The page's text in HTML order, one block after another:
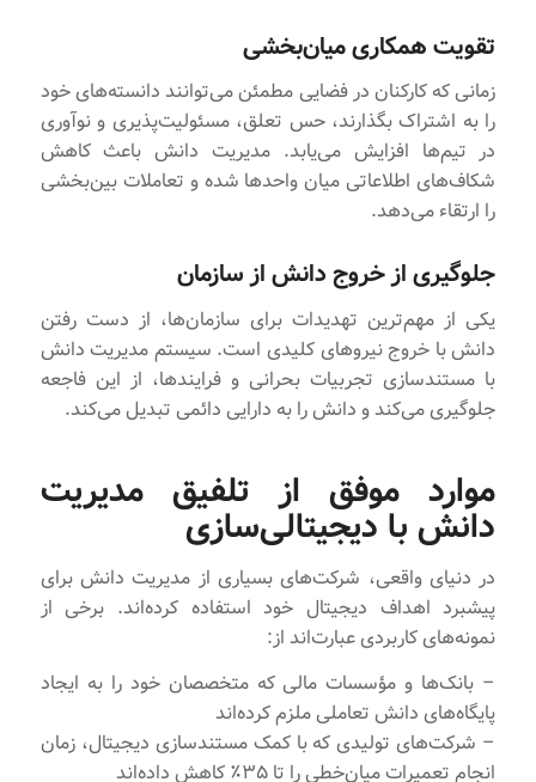
تقویت همکاری میان‌بخشی
زمانی که کارکنان در فضایی مطمئن می‌توانند دانسته‌های خود
را به اشتراک بگذارند، حس تعلق، مسئولیت‌پذیری و نوآوری
در تیم‌ها افزایش می‌یابد. مدیریت دانش باعث کاهش
شکاف‌های اطلاعاتی میان واحدها شده و تعاملات بین‌بخشی
را ارتقاء می‌دهد.
جلوگیری از خروج دانش از سازمان
یکی از مهم‌ترین تهدیدات برای سازمان‌ها، از دست رفتن
دانش با خروج نیروهای کلیدی است. سیستم مدیریت دانش
با مستندسازی تجربیات بحرانی و فرایندها، از این فاجعه
جلوگیری می‌کند و دانش را به دارایی دائمی تبدیل می‌کند.
موارد موفق از تلفیق مدیریت
دانش با دیجیتالی‌سازی
در دنیای واقعی، شرکت‌های بسیاری از مدیریت دانش برای
پیشبرد اهداف دیجیتال خود استفاده کرده‌اند. برخی از
نمونه‌های کاربردی عبارت‌اند از:
– بانک‌ها و مؤسسات مالی که متخصصان خود را به ایجاد
پایگاه‌های دانش تعاملی ملزم کرده‌اند
– شرکت‌های تولیدی که با کمک مستندسازی دیجیتال، زمان
انجام تعمیرات میان‌خطی را تا ۳۵٪ کاهش داده‌اند